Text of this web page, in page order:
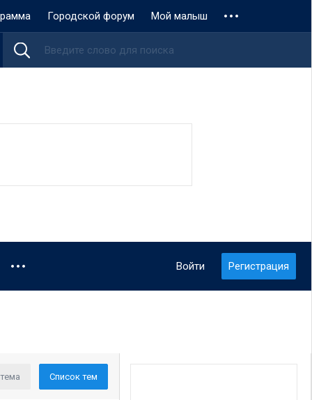
Городской форум Мой малыш
Войти Регистрация
Список тем